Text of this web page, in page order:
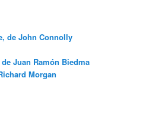
de John Connolly
Juan Ramón Biedma
Morgan